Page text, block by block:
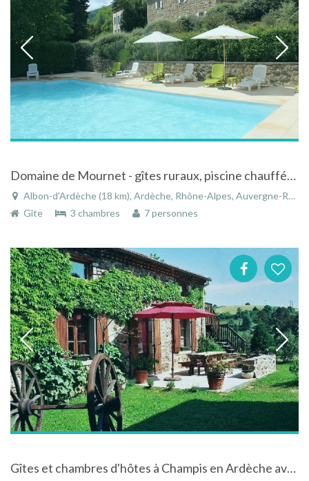
Domaine de Mournet - gîtes ruraux, piscine chauffée, espace, calme et confort
Albon-d'Ardèche (18 km), Ardèche, Rhône-Alpes, Auvergne-Rhône-Alpes, France
Gîte
3 chambres 7 personnes
Gîtes et chambres d'hôtes à Champis en Ardèche avec piscine et rivière